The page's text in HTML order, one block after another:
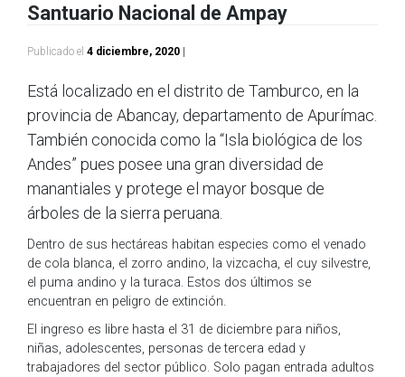
Santuario Nacional de Ampay
Publicado el 4 diciembre, 2020 |
Está localizado en el distrito de Tamburco, en la
provincia de Abancay, departamento de Apurímac.
También conocida como la “Isla biológica de los
Andes” pues posee una gran diversidad de
manantiales y protege el mayor bosque de
árboles de la sierra peruana.
Dentro de sus hectáreas habitan especies como el venado
de cola blanca, el zorro andino, la vizcacha, el cuy silvestre,
el puma andino y la turaca. Estos dos últimos se
encuentran en peligro de extinción.
El ingreso es libre hasta el 31 de diciembre para niños,
niñas, adolescentes, personas de tercera edad y
trabajadores del sector público. Solo pagan entrada adultos